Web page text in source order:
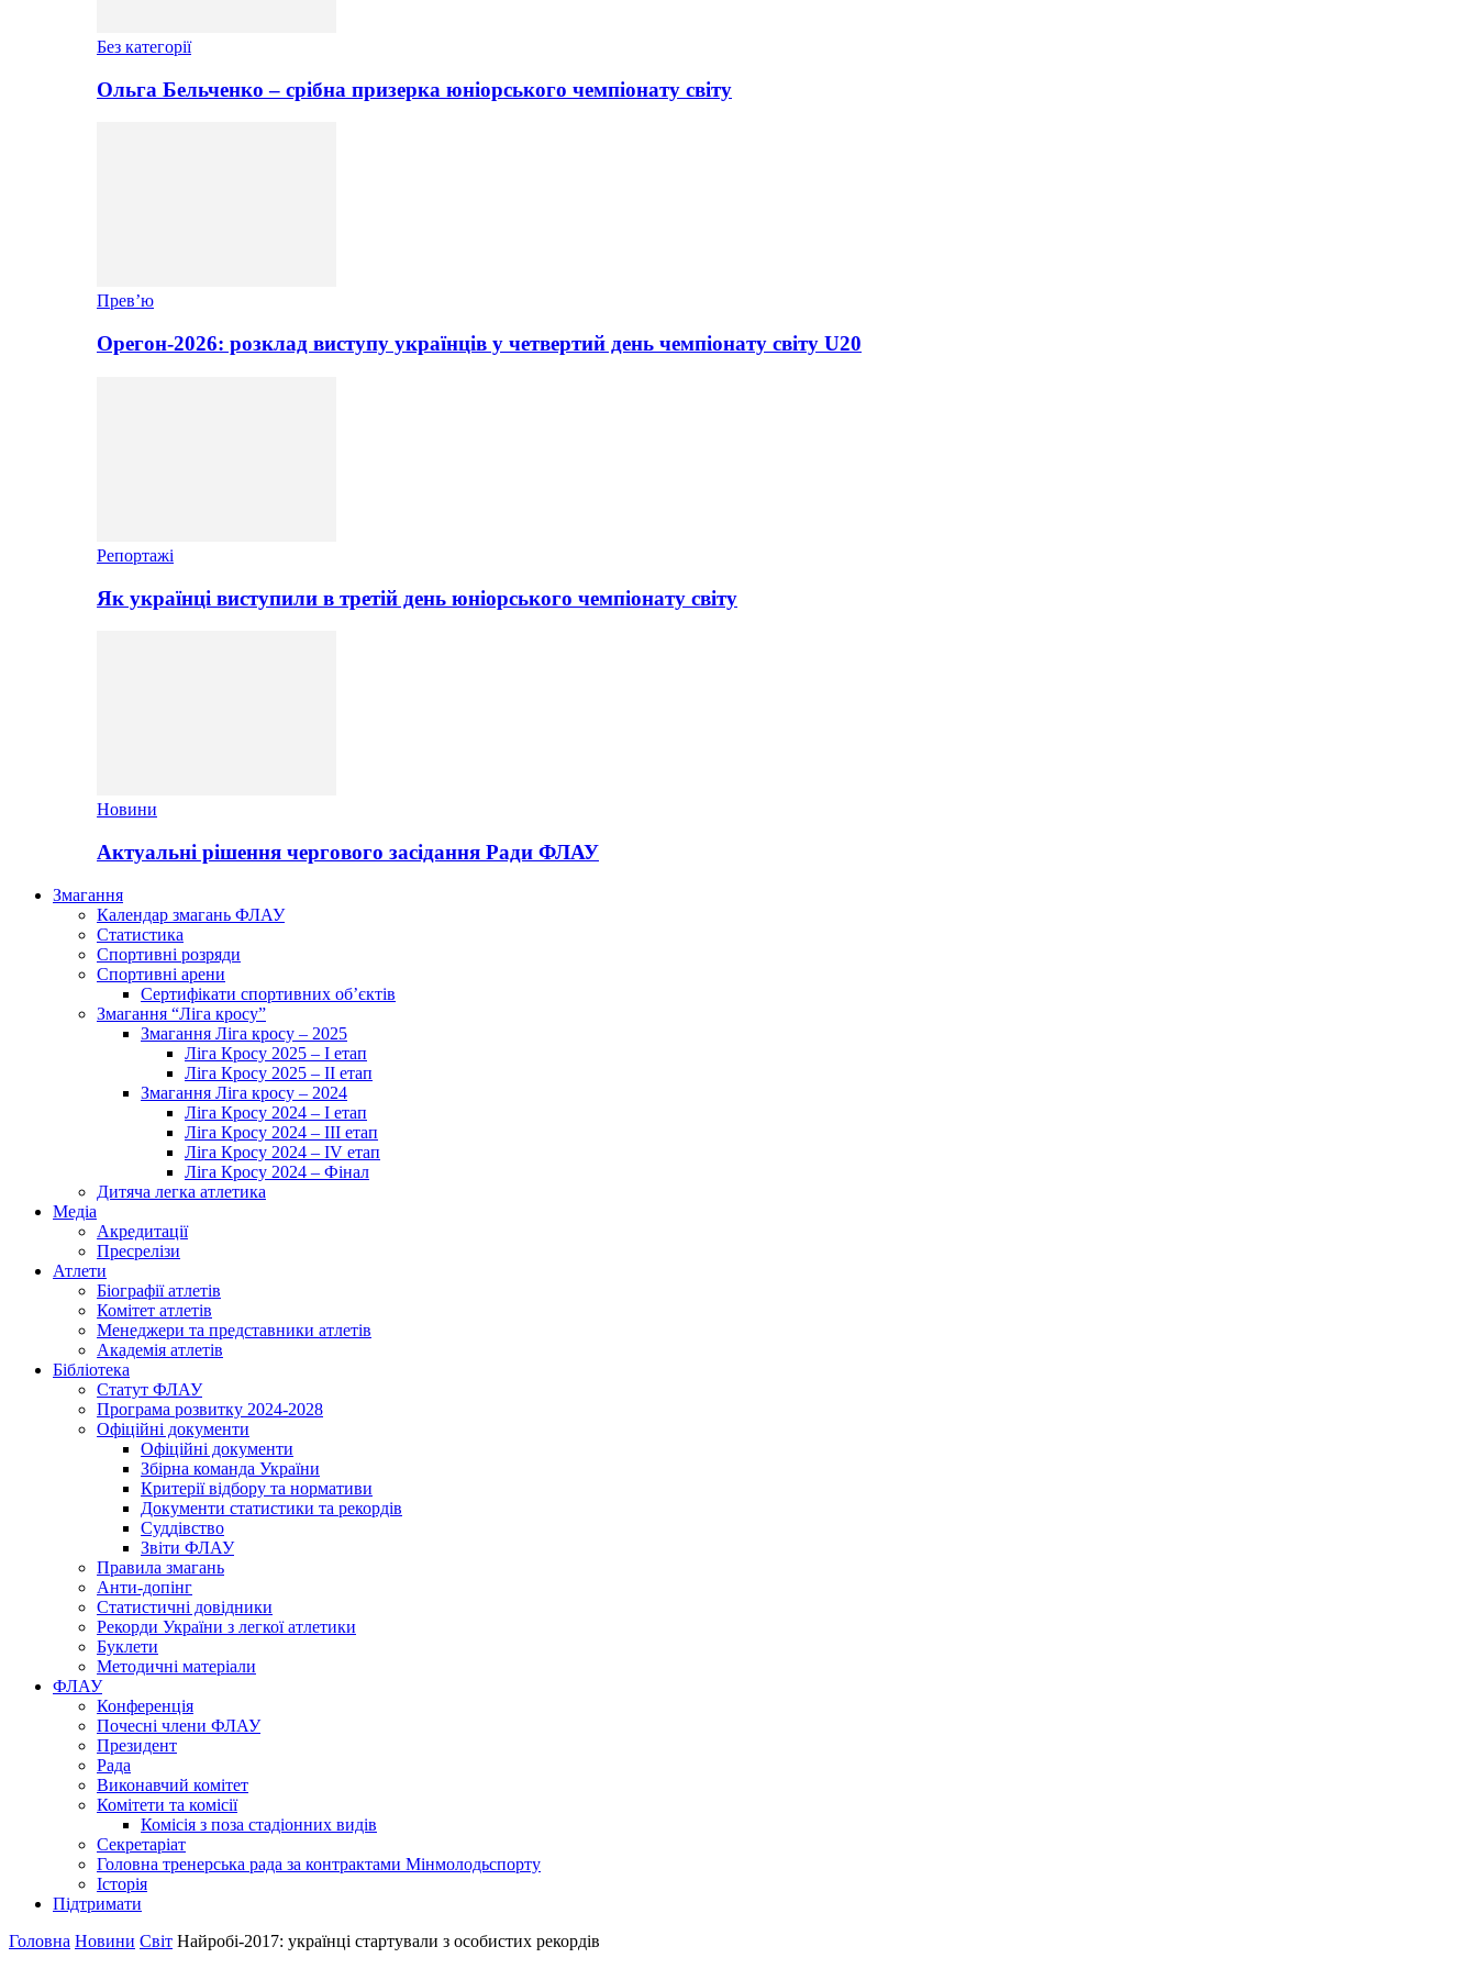
Без категорії
Ольга Бельченко – срібна призерка юніорського чемпіонату світу
Прев’ю
Орегон-2026: розклад виступу українців у четвертий день чемпіонату світу U20
Репортажі
Як українці виступили в третій день юніорського чемпіонату світу
Новини
Актуальні рішення чергового засідання Ради ФЛАУ
Змагання
Календар змагань ФЛАУ
Статистика
Спортивні розряди
Спортивні арени
Сертифікати спортивних об’єктів
Змагання “Ліга кросу”
Змагання Ліга кросу – 2025
Ліга Кросу 2025 – I етап
Ліга Кросу 2025 – II етап
Змагання Ліга кросу – 2024
Ліга Кросу 2024 – I етап
Ліга Кросу 2024 – III етап
Ліга Кросу 2024 – IV етап
Ліга Кросу 2024 – Фінал
Дитяча легка атлетика
Медіа
Акредитації
Пресрелізи
Атлети
Біографії атлетів
Комітет атлетів
Менеджери та представники атлетів
Академія атлетів
Бібліотека
Статут ФЛАУ
Програма розвитку 2024-2028
Офіційні документи
Офіційні документи
Збірна команда України
Критерії відбору та нормативи
Документи статистики та рекордів
Суддівство
Звіти ФЛАУ
Правила змагань
Анти-допінг
Статистичні довідники
Рекорди України з легкої атлетики
Буклети
Методичні матеріали
ФЛАУ
Конференція
Почесні члени ФЛАУ
Президент
Рада
Виконавчий комітет
Комітети та комісії
Комісія з поза стадіонних видів
Секретаріат
Головна тренерська рада за контрактами Мінмолодьспорту
Історія
Підтримати
Головна Новини Світ Найробі-2017: українці стартували з особистих рекордів